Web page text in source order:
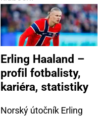
Erling Haaland –
profil fotbalisty,
kariéra, statistiky
Norský útočník Erling